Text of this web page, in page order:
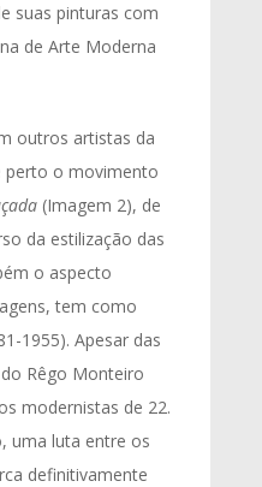
suas pinturas com
de Arte Moderna
outros artistas da
perto o movimento
(Imagem 2), de
da estilização das
o aspecto
tem como
1955). Apesar das
Rêgo Monteiro
modernistas de 22.
uma luta entre os
definitivamente